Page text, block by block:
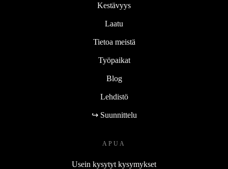
Kestävyys
Laatu
Tietoa meistä
Työpaikat
Blog
Lehdistö
↪ Suunnittelu
APUA
Usein kysytyt kysymykset